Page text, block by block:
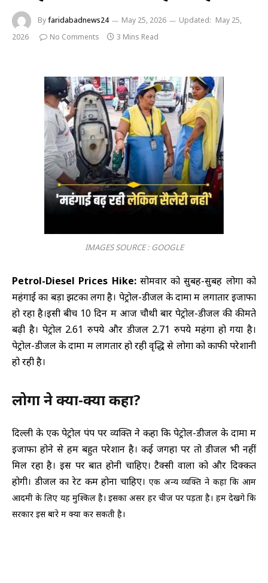
Byfaridabadnews24 May 25, 2026 Updated: May 25,
2026
No Comments 3 Mins Read
IMAGES SOURCE : GOOGLE
Petrol-Diesel Prices Hike: सोमवार को सुबह-सुबह लोगों को
महंगाई का बड़ा झटका लगा है। पेट्रोल-डीजल के दामों में लगातार इजाफा
हो रहा है।इसी बीच 10 दिन में आज चौथी बार पेट्रोल-डीजल की कीमते
बढ़ी है। पेट्रोल 2.61 रुपये और डीजल 2.71 रुपये महंगा हो गया है।
पेट्रोल-डीजल के दामों में लागतार हो रही वृद्धि से लोगों को काफी परेशानी
हो रही है।
लोगों ने क्या-क्या कहा?
दिल्ली के एक पेट्रोल पंप पर व्यक्ति ने कहा कि पेट्रोल-डीजल के दामों में
इजाफा होने से हम बहुत परेशान है। कई जगहों पर तो डीजल भी नहीं
मिल रहा है। इस पर बात होनी चाहिए। टैक्सी वालों को और दिक्कत
होगी। डीजल का रेट कम होना चाहिए। एक अन्य व्यक्ति ने कहा कि आम
आदमी के लिए यह मुश्किल है। इसका असर हर चीज पर पड़ता है। हम देखेंगे कि
सरकार इस बारे में क्या कर सकती है।